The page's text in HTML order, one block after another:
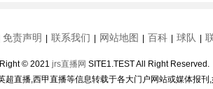
免责声明 联系我们 网站地图 百科 球队
© 2021 jrs直播网 SITE1.TEST All Right Reserved.
直播,西甲直播等信息转载于各大门户网站或媒体报刊